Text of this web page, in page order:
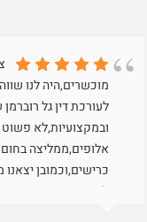
מוכשרים,היה לנו
לעורכת דין גל
ובמקצועיות,לא
אלופים,ממליצה
כרישים,וכמובן
לזה.תודה רבה רבה